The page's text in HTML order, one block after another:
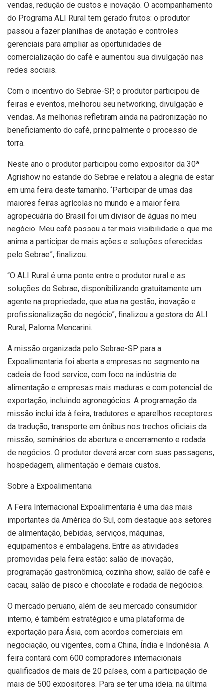
vendas, redução de custos e inovação. O acompanhamento
do Programa ALI Rural tem gerado frutos: o produtor
passou a fazer planilhas de anotação e controles
gerenciais para ampliar as oportunidades de
comercialização do café e aumentou sua divulgação nas
redes sociais.
Com o incentivo do Sebrae-SP, o produtor participou de
feiras e eventos, melhorou seu networking, divulgação e
vendas. As melhorias refletiram ainda na padronização no
beneficiamento do café, principalmente o processo de
torra.
Neste ano o produtor participou como expositor da 30ª
Agrishow no estande do Sebrae e relatou a alegria de estar
em uma feira deste tamanho. “Participar de umas das
maiores feiras agrícolas no mundo e a maior feira
agropecuária do Brasil foi um divisor de águas no meu
negócio. Meu café passou a ter mais visibilidade o que me
anima a participar de mais ações e soluções oferecidas
pelo Sebrae”, finalizou.
“O ALI Rural é uma ponte entre o produtor rural e as
soluções do Sebrae, disponibilizando gratuitamente um
agente na propriedade, que atua na gestão, inovação e
profissionalização do negócio”, finalizou a gestora do ALI
Rural, Paloma Mencarini.
A missão organizada pelo Sebrae-SP para a
Expoalimentaria foi aberta a empresas no segmento na
cadeia de food service, com foco na indústria de
alimentação e empresas mais maduras e com potencial de
exportação, incluindo agronegócios. A programação da
missão inclui ida à feira, tradutores e aparelhos receptores
da tradução, transporte em ônibus nos trechos oficiais da
missão, seminários de abertura e encerramento e rodada
de negócios. O produtor deverá arcar com suas passagens,
hospedagem, alimentação e demais custos.
Sobre a Expoalimentaria
A Feira Internacional Expoalimentaria é uma das mais
importantes da América do Sul, com destaque aos setores
de alimentação, bebidas, serviços, máquinas,
equipamentos e embalagens. Entre as atividades
promovidas pela feira estão: salão de inovação,
programação gastronômica, cozinha show, salão de café e
cacau, salão de pisco e chocolate e rodada de negócios.
O mercado peruano, além de seu mercado consumidor
interno, é também estratégico e uma plataforma de
exportação para Ásia, com acordos comerciais em
negociação, ou vigentes, com a China, Índia e Indonésia. A
feira contará com 600 compradores internacionais
qualificados de mais de 20 países, com a participação de
mais de 500 expositores. Para se ter uma ideia, na última